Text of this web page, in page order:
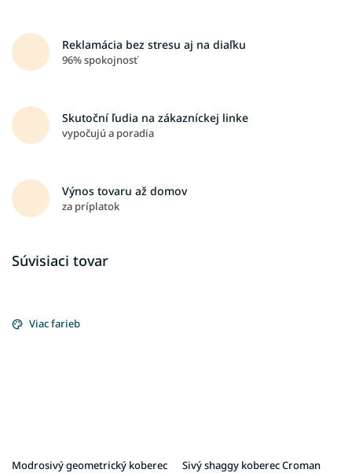
Reklamácia bez stresu aj na diaľku
96% spokojnosť
Skutoční ľudia na zákazníckej linke
vypočujú a poradia
Výnos tovaru až domov
za príplatok
Súvisiaci tovar
Viac farieb
Modrosivý geometrický koberec
Sivý shaggy koberec Croman